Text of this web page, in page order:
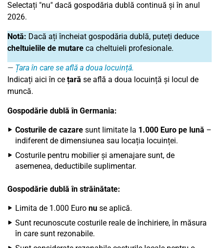
Selectați "nu" dacă gospodăria dublă continuă și în anul
2026.
Notă: Dacă ați încheiat gospodăria dublă, puteți deduce
cheltuielile de mutare ca cheltuieli profesionale.
Țara în care se află a doua locuință.
Indicați aici în ce țară se află a doua locuință și locul de
muncă.
Gospodărie dublă în Germania:
Costurile de cazare sunt limitate la 1.000 Euro pe lună –
indiferent de dimensiunea sau locația locuinței.
Costurile pentru mobilier și amenajare sunt, de
asemenea, deductibile suplimentar.
Gospodărie dublă în străinătate:
Limita de 1.000 Euro nu se aplică.
Sunt recunoscute costurile reale de închiriere, în măsura
în care sunt rezonabile.